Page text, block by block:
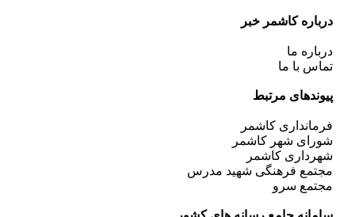
درباره کاشمر خبر
درباره ما
تماس با ما
پیوندهای مرتبط
فرمانداری کاشمر
شورای شهر کاشمر
شهرداری کاشمر
مجتمع فرهنگی شهید مدرس
مجتمع سرو